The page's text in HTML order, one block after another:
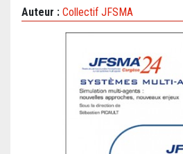
Auteur : Collectif JFSMA